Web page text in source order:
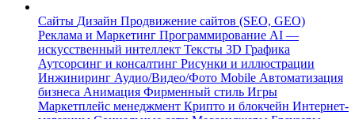
Сайты Дизайн Продвижение сайтов (SEO, GEO)
Реклама и Маркетинг Программирование AI —
искусственный интеллект Тексты 3D Графика
Аутсорсинг и консалтинг Рисунки и иллюстрации
Инжиниринг Аудио/Видео/Фото Mobile Автоматизация
бизнеса Анимация Фирменный стиль Игры
Маркетплейс менеджмент Крипто и блокчейн Интернет-